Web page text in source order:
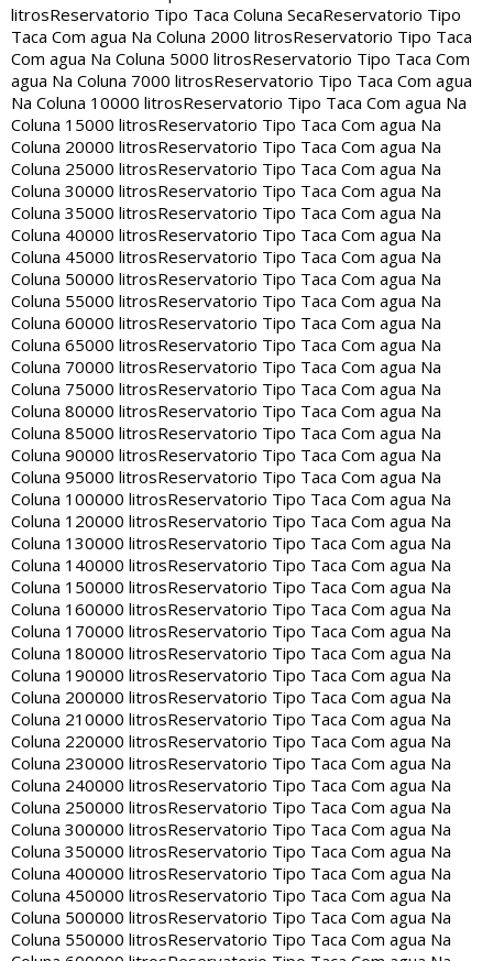
litrosReservatorio Tipo Taca Coluna SecaReservatorio Tipo
Taca Com agua Na Coluna 2000 litrosReservatorio Tipo Taca
Com agua Na Coluna 5000 litrosReservatorio Tipo Taca Com
agua Na Coluna 7000 litrosReservatorio Tipo Taca Com agua
Na Coluna 10000 litrosReservatorio Tipo Taca Com agua Na
Coluna 15000 litrosReservatorio Tipo Taca Com agua Na
Coluna 20000 litrosReservatorio Tipo Taca Com agua Na
Coluna 25000 litrosReservatorio Tipo Taca Com agua Na
Coluna 30000 litrosReservatorio Tipo Taca Com agua Na
Coluna 35000 litrosReservatorio Tipo Taca Com agua Na
Coluna 40000 litrosReservatorio Tipo Taca Com agua Na
Coluna 45000 litrosReservatorio Tipo Taca Com agua Na
Coluna 50000 litrosReservatorio Tipo Taca Com agua Na
Coluna 55000 litrosReservatorio Tipo Taca Com agua Na
Coluna 60000 litrosReservatorio Tipo Taca Com agua Na
Coluna 65000 litrosReservatorio Tipo Taca Com agua Na
Coluna 70000 litrosReservatorio Tipo Taca Com agua Na
Coluna 75000 litrosReservatorio Tipo Taca Com agua Na
Coluna 80000 litrosReservatorio Tipo Taca Com agua Na
Coluna 85000 litrosReservatorio Tipo Taca Com agua Na
Coluna 90000 litrosReservatorio Tipo Taca Com agua Na
Coluna 95000 litrosReservatorio Tipo Taca Com agua Na
Coluna 100000 litrosReservatorio Tipo Taca Com agua Na
Coluna 120000 litrosReservatorio Tipo Taca Com agua Na
Coluna 130000 litrosReservatorio Tipo Taca Com agua Na
Coluna 140000 litrosReservatorio Tipo Taca Com agua Na
Coluna 150000 litrosReservatorio Tipo Taca Com agua Na
Coluna 160000 litrosReservatorio Tipo Taca Com agua Na
Coluna 170000 litrosReservatorio Tipo Taca Com agua Na
Coluna 180000 litrosReservatorio Tipo Taca Com agua Na
Coluna 190000 litrosReservatorio Tipo Taca Com agua Na
Coluna 200000 litrosReservatorio Tipo Taca Com agua Na
Coluna 210000 litrosReservatorio Tipo Taca Com agua Na
Coluna 220000 litrosReservatorio Tipo Taca Com agua Na
Coluna 230000 litrosReservatorio Tipo Taca Com agua Na
Coluna 240000 litrosReservatorio Tipo Taca Com agua Na
Coluna 250000 litrosReservatorio Tipo Taca Com agua Na
Coluna 300000 litrosReservatorio Tipo Taca Com agua Na
Coluna 350000 litrosReservatorio Tipo Taca Com agua Na
Coluna 400000 litrosReservatorio Tipo Taca Com agua Na
Coluna 450000 litrosReservatorio Tipo Taca Com agua Na
Coluna 500000 litrosReservatorio Tipo Taca Com agua Na
Coluna 550000 litrosReservatorio Tipo Taca Com agua Na